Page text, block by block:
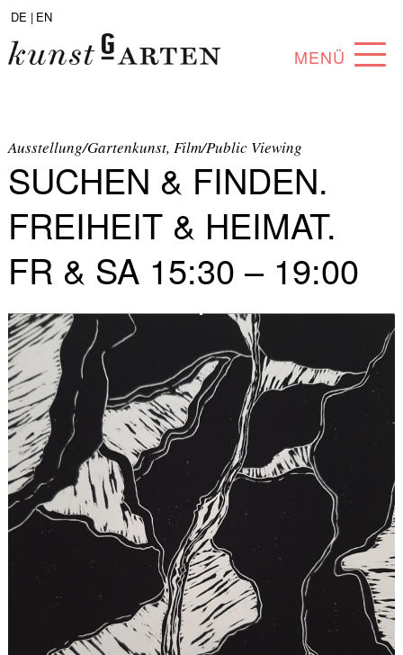
DE | EN
MENÜ
ABOUT
SAMMLUNG
KÜNSTLER*INNEN
PARTNER*INNEN
ANGEBOTE
Ausstellung/Gartenkunst, Film/Public Viewing
SUCHEN & FINDEN.
FREIHEIT & HEIMAT.
FR & SA 15:30 – 19:00